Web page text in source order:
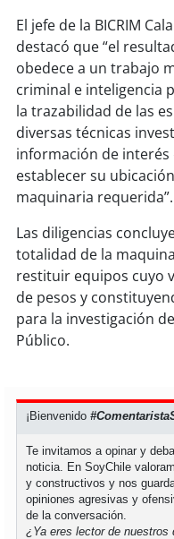
soytemuco
soyvaldivia
soyosorno
soypuertomontt
soy chiloé
El jefe de la BICRIM
destacó que “el
obedece a un trabajo
criminal e inteligencia
la trazabilidad de las
diversas técnicas
información de
establecer su
maquinaria requerida”.
Las diligencias
totalidad de la
restituir equipos cuyo
de pesos y
para la investigación
Público.
¡Bienvenido
Te invitamos a opinar y
noticia. En SoyChile
y constructivos y nos
opiniones agresivas y
de la conversación.
¿Ya eres lector de